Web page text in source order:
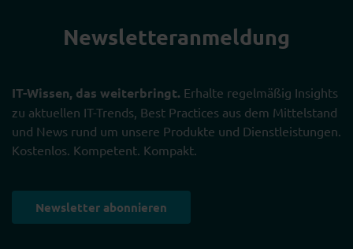
Newsletter­anmeldung
IT-Wissen, das weiterbringt. Erhalte regelmäßig Insights
zu aktuellen IT-Trends, Best Practices aus dem Mittelstand
und News rund um unsere Produkte und Dienstleistungen.
Kostenlos. Kompetent. Kompakt.
Newsletter abonnieren